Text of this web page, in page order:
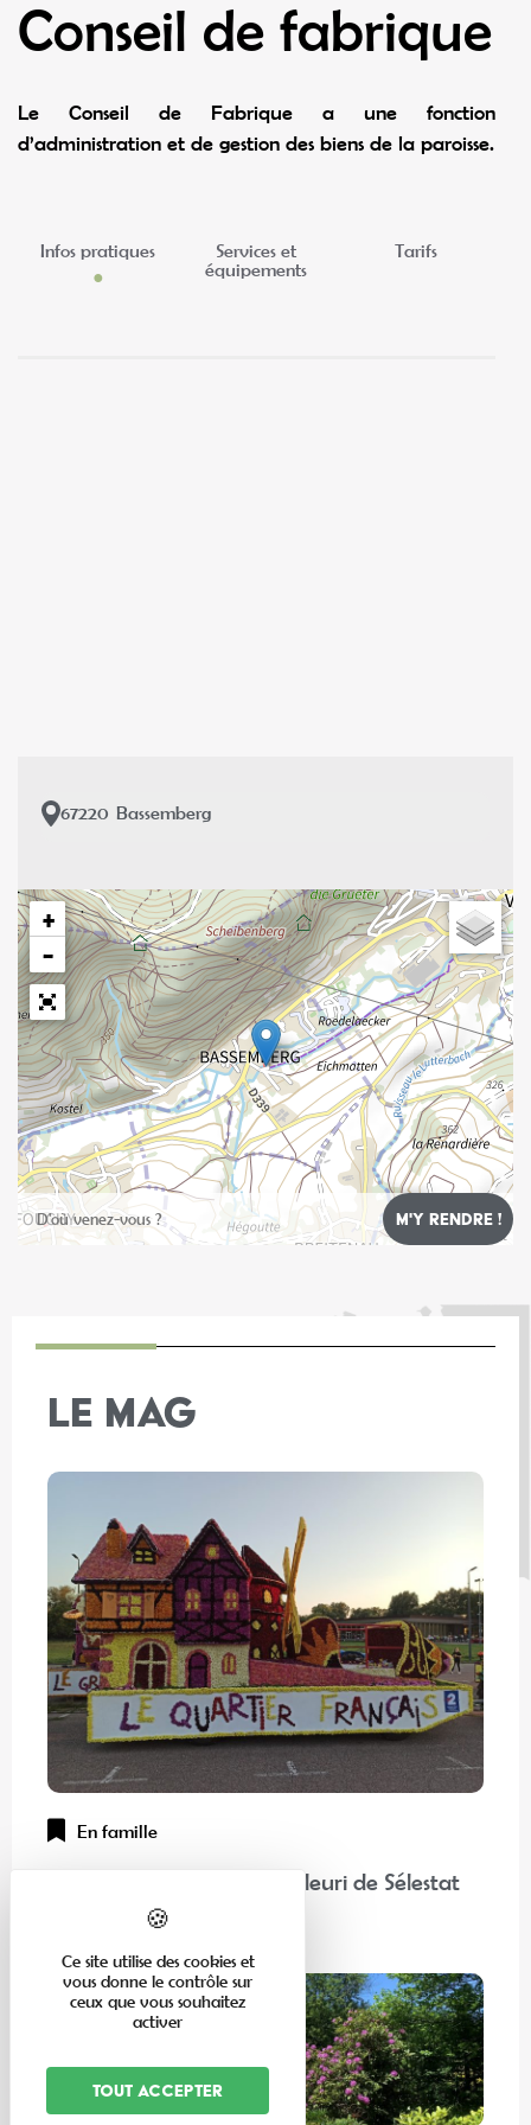
Conseil de fabrique
Le Conseil de Fabrique a une fonction
d’administration et de gestion des biens de la paroisse.
Infos pratiques
Services et
équipements
Tarifs
67220 Bassemberg
+
−
Leaflet
LE MAG
En famille
“Chez nos voisins” : Corso Fleuri de Sélestat
Ce site utilise des cookies et
vous donne le contrôle sur
ceux que vous souhaitez
activer
Tout accepter